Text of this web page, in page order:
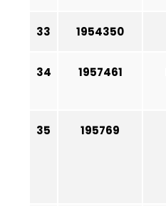
33 1954350
34 1957461
35 195769